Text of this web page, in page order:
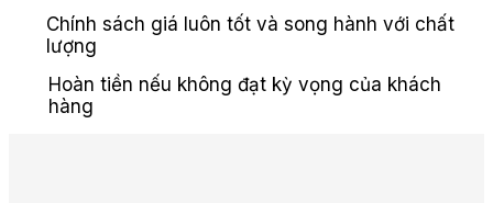
Chính sách giá luôn tốt và song hành với chất
lượng
Hoàn tiền nếu không đạt kỳ vọng của khách
hàng